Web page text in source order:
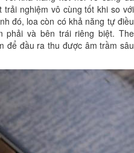
nghiệm vô cùng tốt khi so với
đó, loa còn có khả năng tự điều
phải và bên trái riêng biệt. The
để đầu ra thu được âm trầm sâu